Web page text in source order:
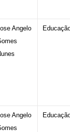
Angelo
Angelo